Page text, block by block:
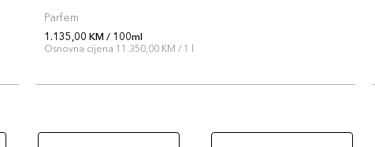
Parfem
1.135,00 KM / 100ml
Osnovna cijena 11.350,00 KM / 1 l